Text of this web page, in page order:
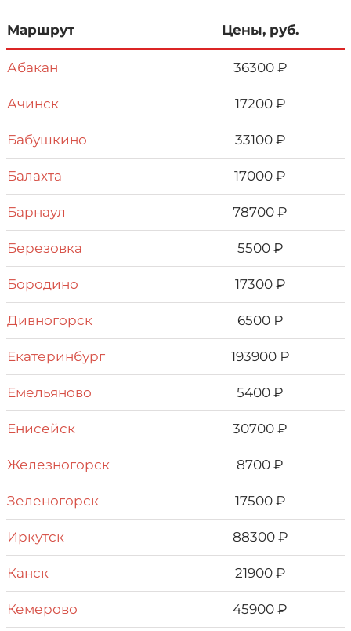
Маршрут Цены, руб.
Абакан 36300 ₽
Ачинск 17200 ₽
Бабушкино 33100 ₽
Балахта 17000 ₽
Барнаул 78700 ₽
Березовка 5500 ₽
Бородино 17300 ₽
Дивногорск 6500 ₽
Екатеринбург 193900 ₽
Емельяново 5400 ₽
Енисейск 30700 ₽
Железногорск 8700 ₽
Зеленогорск 17500 ₽
Иркутск 88300 ₽
Канск 21900 ₽
Кемерово 45900 ₽